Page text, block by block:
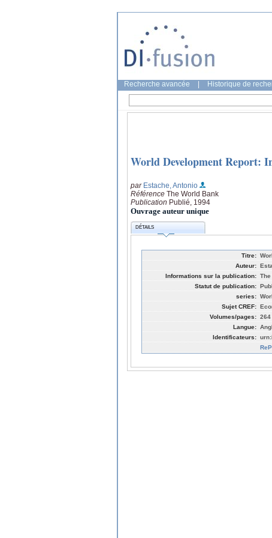
Recherche avancée Historique de
World Development Report:
par Estache, Antonio
Référence The World Bank
Publication Publié, 1994
Ouvrage auteur unique
DÉTAILS
Titre:
Auteur:
Informations sur la publication: The
Statut de publication:
series:
Sujet CREF:
Volumes/pages: 264
Langue:
Identificateurs: